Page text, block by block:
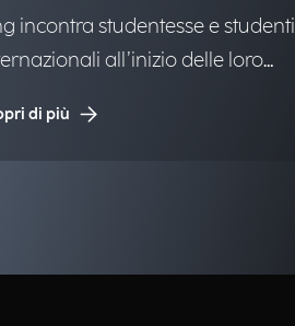
incontra studentesse e studenti
all’inizio delle loro
di più